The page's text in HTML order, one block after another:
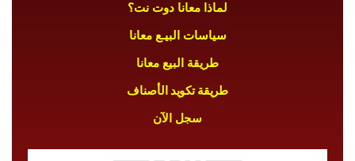
لماذا معانا دوت نت؟
سياسات البيـع معانا
طريقة البيع معانا
طريقة تكويد الأصناف
سجل الآن